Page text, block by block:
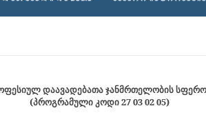
დაავადებათა ჯანმრთელობის
(პროგრამული კოდი 27 03 02 05)